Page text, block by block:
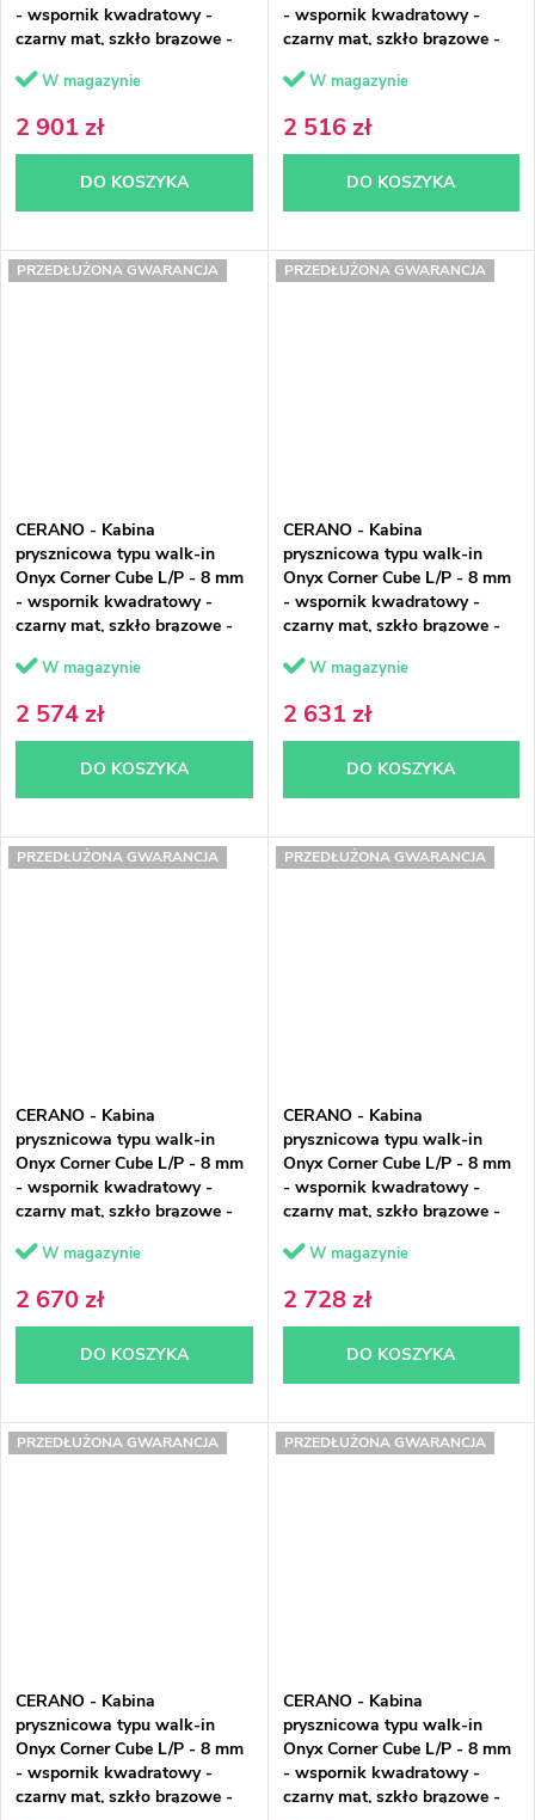
- wspornik kwadratowy -
czarny mat, szkło brązowe -
W magazynie
2 901 zł
DO KOSZYKA
- wspornik kwadratowy -
czarny mat, szkło brązowe -
W magazynie
2 516 zł
DO KOSZYKA
PRZEDŁUŻONA GWARANCJA
CERANO - Kabina
prysznicowa typu walk-in
Onyx Corner Cube L/P - 8 mm
- wspornik kwadratowy -
czarny mat, szkło brązowe -
W magazynie
2 574 zł
DO KOSZYKA
PRZEDŁUŻONA GWARANCJA
CERANO - Kabina
prysznicowa typu walk-in
Onyx Corner Cube L/P - 8 mm
- wspornik kwadratowy -
czarny mat, szkło brązowe -
W magazynie
2 631 zł
DO KOSZYKA
PRZEDŁUŻONA GWARANCJA
CERANO - Kabina
prysznicowa typu walk-in
Onyx Corner Cube L/P - 8 mm
- wspornik kwadratowy -
czarny mat, szkło brązowe -
W magazynie
2 670 zł
DO KOSZYKA
PRZEDŁUŻONA GWARANCJA
CERANO - Kabina
prysznicowa typu walk-in
Onyx Corner Cube L/P - 8 mm
- wspornik kwadratowy -
czarny mat, szkło brązowe -
W magazynie
2 728 zł
DO KOSZYKA
PRZEDŁUŻONA GWARANCJA
CERANO - Kabina
prysznicowa typu walk-in
Onyx Corner Cube L/P - 8 mm
- wspornik kwadratowy -
czarny mat, szkło brązowe -
PRZEDŁUŻONA GWARANCJA
CERANO - Kabina
prysznicowa typu walk-in
Onyx Corner Cube L/P - 8 mm
- wspornik kwadratowy -
czarny mat, szkło brązowe -